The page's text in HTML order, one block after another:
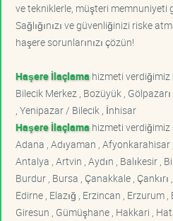
ve tekniklerle, müşteri memnuniyeti
Sağlığınızı ve güvenliğinizi riske
haşere sorunlarınızı çözün!
Haşere İlaçlama hizmeti verdiğimiz
Bilecik Merkez , Bozüyük ,
, Yenipazar / Bilecik , İnhisar
Haşere İlaçlama hizmeti verdiğimiz
Adana , Adıyaman , Afyonkarahisar
Antalya , Artvin , Aydın , Balıkesir ,
Burdur , Bursa , Çanakkale , Çankırı
Edirne , Elazığ , Erzincan , Erzurum ,
Giresun , Gümüşhane , Hakkari ,